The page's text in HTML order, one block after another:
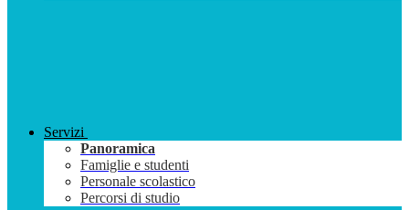
Servizi
Panoramica
Famiglie e studenti
Personale scolastico
Percorsi di studio